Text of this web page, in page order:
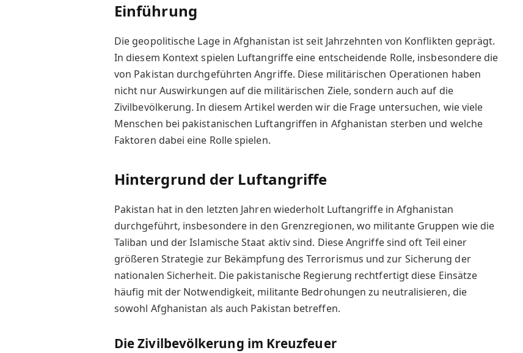
Einführung
Die geopolitische Lage in Afghanistan ist seit Jahrzehnten von Konflikten geprägt.
In diesem Kontext spielen Luftangriffe eine entscheidende Rolle, insbesondere die
von Pakistan durchgeführten Angriffe. Diese militärischen Operationen haben
nicht nur Auswirkungen auf die militärischen Ziele, sondern auch auf die
Zivilbevölkerung. In diesem Artikel werden wir die Frage untersuchen, wie viele
Menschen bei pakistanischen Luftangriffen in Afghanistan sterben und welche
Faktoren dabei eine Rolle spielen.
Hintergrund der Luftangriffe
Pakistan hat in den letzten Jahren wiederholt Luftangriffe in Afghanistan
durchgeführt, insbesondere in den Grenzregionen, wo militante Gruppen wie die
Taliban und der Islamische Staat aktiv sind. Diese Angriffe sind oft Teil einer
größeren Strategie zur Bekämpfung des Terrorismus und zur Sicherung der
nationalen Sicherheit. Die pakistanische Regierung rechtfertigt diese Einsätze
häufig mit der Notwendigkeit, militante Bedrohungen zu neutralisieren, die
sowohl Afghanistan als auch Pakistan betreffen.
Die Zivilbevölkerung im Kreuzfeuer